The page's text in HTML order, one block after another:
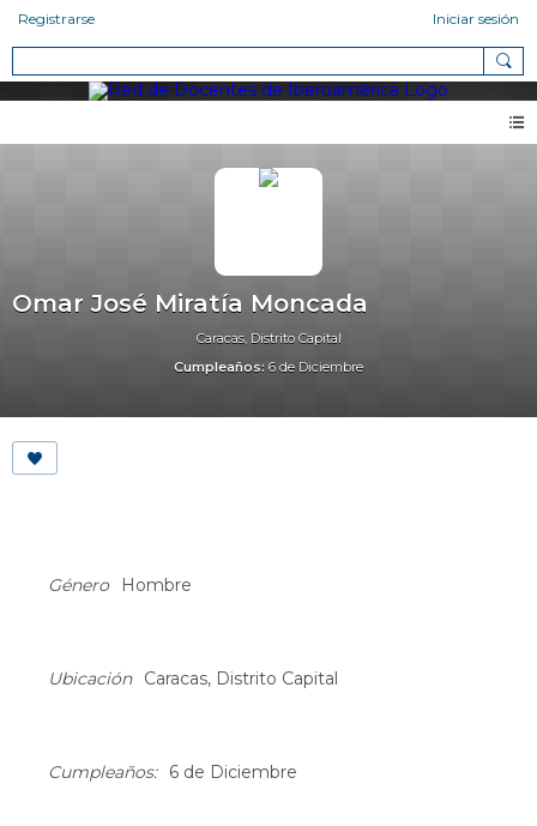
Registrarse Iniciar sesión
Omar José Miratía Moncada
Caracas, Distrito Capital
Cumpleaños: 6 de Diciembre
Género
Hombre
Ubicación Caracas, Distrito Capital
Cumpleaños: 6 de Diciembre